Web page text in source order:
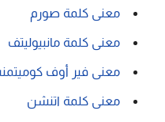
معنى كلمة صورم
معنى كلمة مانبيوليتف
معنى فير أوف
معنى كلمة اتنشن